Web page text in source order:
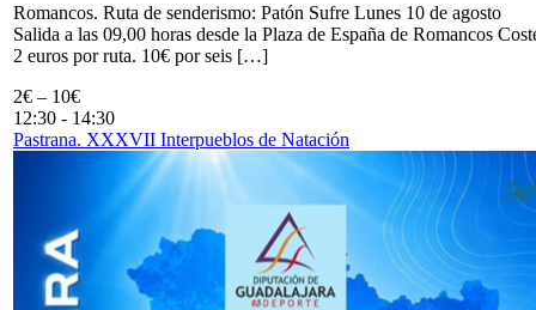
Romancos. Ruta de senderismo: Patón Sufre Lunes 10 de agosto
Salida a las 09,00 horas desde la Plaza de España de Romancos
2 euros por ruta. 10€ por seis […]
2€ – 10€
12:30 - 14:30
Pastrana. XXXVII Interpueblos de Natación